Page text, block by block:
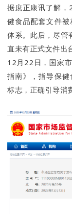
据庶正康讯了解
健食品配套文件
体系。此后，尽管
直未有正式文件出
12月22日，国家
指南》，指导保
标志，正确引导消